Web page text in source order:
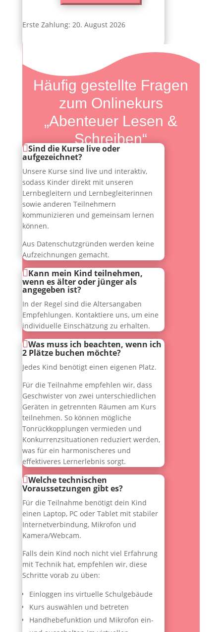
Schreiben“
Erste Zahlung: 20. August 2026
Häufig gestellte Fragen
zum Onlinekurs
„Abenteuer Lesen &
Schreiben“
Sind die Kurse live oder
aufgezeichnet?
Unsere Kurse sind live und interaktiv,
sodass Kinder direkt mit unseren
Lernbegleitern und Lernbegleiterinnen
sowie anderen Teilnehmern
kommunizieren und gemeinsam lernen
können.
Aus Datenschutzgründen werden keine
Aufzeichnungen gemacht.
Kann mein Kind teilnehmen,
wenn es älter oder jünger als
angegeben ist?
In der Regel sind die Altersangaben
Empfehlungen. Kontaktiere uns, um eine
individuelle Einschätzung zu erhalten.
Was muss ich beachten, wenn ich
2 Plätze buchen möchte?
Jedes Kind benötigt einen eigenen Platz.
Für die Teilnahme empfehlen wir, dass
Geschwister von zwei unterschiedlichen
Geräten in getrennten Räumen am Kurs
teilnehmen. So können mögliche
Tonrückkopplungen vermieden und
Konkurrenzsituationen reduziert werden,
was für ein harmonischeres und
effektiveres Lernerlebnis sorgt.
Welche technischen
Voraussetzungen gibt es?
Für die Teilnahme benötigt dein Kind
einen Laptop, PC oder Tablet mit stabiler
Internetverbindung, Mikrofon und
Kamera/Webcam.
Falls dein Kind noch nicht viel Erfahrung
mit Technik hat, empfehlen wir, diese
Schritte vorab zu üben:
Einloggen ins virtuelle Schulgebäude
Kurs auswählen und betreten
Handhebefunktion und Mikrofon ein-